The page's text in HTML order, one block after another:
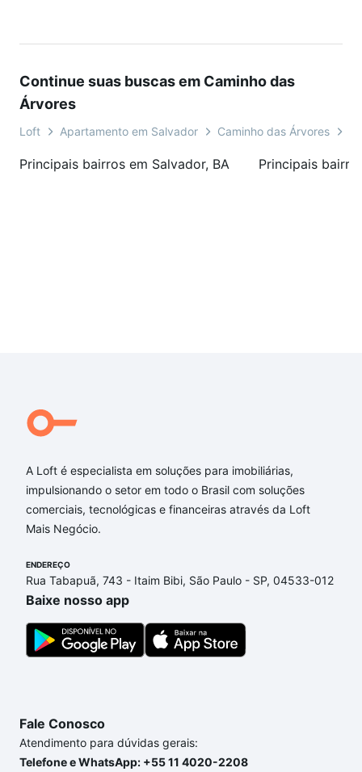
Continue suas buscas em Caminho das
Árvores
Loft Apartamento em Salvador Caminho das Árvores
Principais bairros em Salvador, BA Principais
A Loft é especialista em soluções para imobiliárias,
impulsionando o setor em todo o Brasil com soluções
comerciais, tecnológicas e financeiras através da Loft
Mais Negócio.
ENDEREÇO
Rua Tabapuã, 743 - Itaim Bibi, São Paulo - SP, 04533-012
Baixe nosso app
Fale Conosco
Atendimento para dúvidas gerais:
Telefone e WhatsApp: +55 11 4020-2208